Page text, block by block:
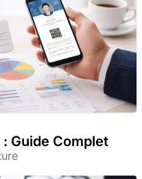
Guide Complet